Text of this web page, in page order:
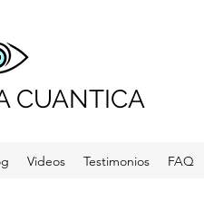
CUANTICA
Videos Testimonios FAQ